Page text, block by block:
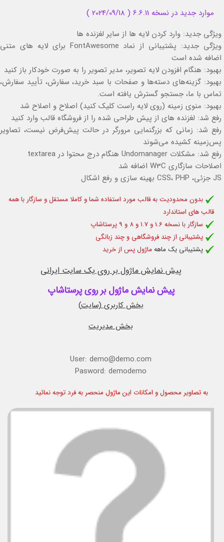
موارد جدید در نسخه 6.6.11
(
)
ویژگی جدید: وارد کردن لایه ها از سایر لغزنده ها
ویژگی جدید: پشتیبانی از نماد FontAwesome برای لایه های متنی
اضافه شده است
بهبود: هنگام افزودن لایه تصویر، مدیر تصویر را به صورت خودکار باز کنید
بهبود: گزینه‌های دسته‌ها و صفحات با سبد خرید، سفارش، تأیید سفارش،
تماس با ما، جستجو گسترش یافته است.
بهبود: منوی زمینه (روی لایه راست کلیک کنید) اصلاح و اصلاح شد
رفع شد: لغزنده های از پیش طراحی شده را از فروشگاه قالب وارد کنید
رفع شد: زمانی که بزرگنمایی مرورگر در حالت پیش‌فرض نیست، تصاویر
پس‌زمینه کشیده می‌شوند
رفع شد: مشکلات Undomanager هنگام درج محتوا در textarea
اصلاحات سازگاری W3C اضافه شد
JS جزئی، CSS، PHP بهینه سازی و رفع اشکال
بدون محدودیت به قالب مورد استفاده شما و کاملا مستقل و سازگار با همه
قالب های استاندارد
سازگار با نسخه 1.6 و 1.7 و 8 و 9 پرستاشاپ
پشتیبانی از چند فروشگاهی و چند زبانگی
پشتیبانی یک ماههماژول پس از خرید
پیش نمایش ماژول بر روی یک سایت ایرانی
پیش نمایش ماژول بر روی پرستاشاپ
بخش کاربری (سایت)
بخش مدیریت
User: demo@demo.com
Pasword: demodemo
به تصاویر محصول و امکانات این ماژول منحصر به فرد توجه نمائید